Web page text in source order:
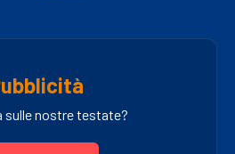
sulle nostre testate?